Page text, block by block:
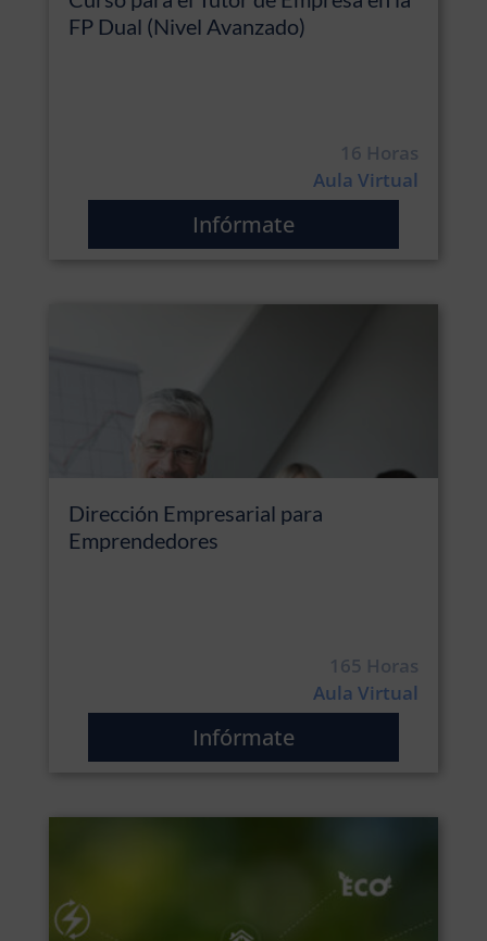
FP Dual (Nivel Avanzado)
16 Horas
Aula Virtual
Infórmate
Dirección Empresarial para
Emprendedores
165 Horas
Aula Virtual
Infórmate